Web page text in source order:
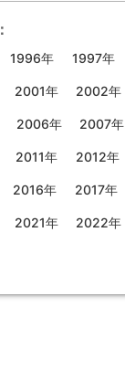
：
1996年 1997年
2001年 2002年
2006年 2007年
2011年 2012年
2016年 2017年
2021年 2022年